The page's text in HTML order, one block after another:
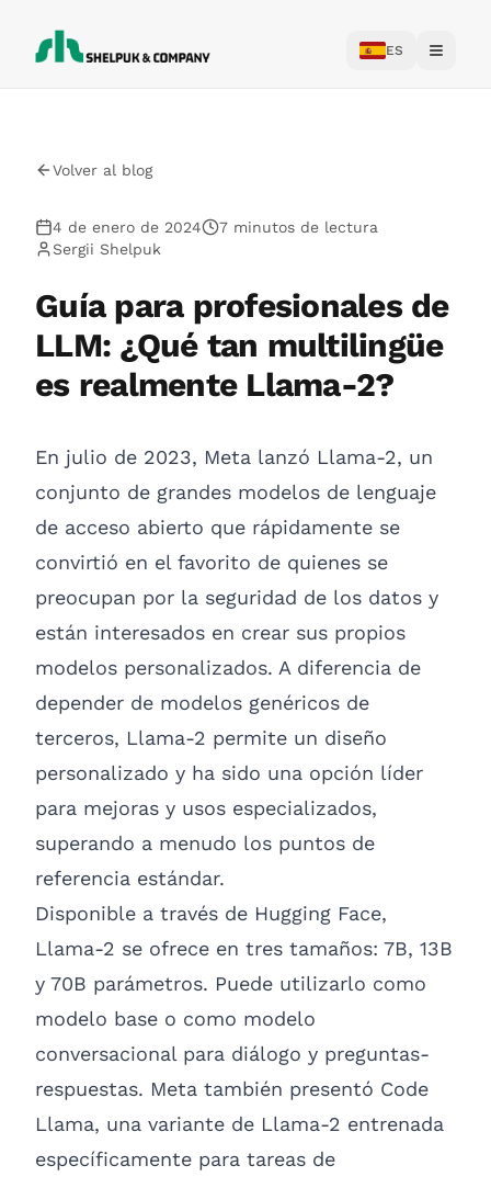
ES
Toggle
Volver al blog
4 de enero de 2024
7 minutos de lectura
Sergii Shelpuk
Guía para profesionales de
LLM: ¿Qué tan multilingüe
es realmente Llama-2?
En julio de 2023, Meta lanzó Llama-2, un
conjunto de grandes modelos de lenguaje
de acceso abierto que rápidamente se
convirtió en el favorito de quienes se
preocupan por la seguridad de los datos y
están interesados ​​en crear sus propios
modelos personalizados. A diferencia de
depender de modelos genéricos de
terceros, Llama-2 permite un diseño
personalizado y ha sido una opción líder
para mejoras y usos especializados,
superando a menudo los puntos de
referencia estándar.
Disponible a través de Hugging Face,
Llama-2 se ofrece en tres tamaños: 7B, 13B
y 70B parámetros. Puede utilizarlo como
modelo base o como modelo
conversacional para diálogo y preguntas-
respuestas. Meta también presentó Code
Llama, una variante de Llama-2 entrenada
específicamente para tareas de